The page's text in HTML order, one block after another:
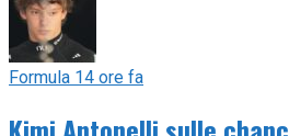
Formula 14 ore fa